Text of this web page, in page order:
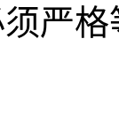
严